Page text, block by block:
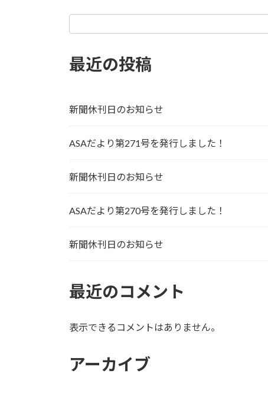
最近の投稿
新聞休刊日のお知らせ
ASAだより第271号を発行しました！
新聞休刊日のお知らせ
ASAだより第270号を発行しました！
新聞休刊日のお知らせ
最近のコメント
表示できるコメントはありません。
アーカイブ